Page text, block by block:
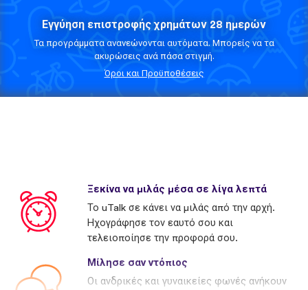
Εγγύηση επιστροφής χρημάτων 28 ημερών
Τα προγράμματα ανανεώνονται αυτόματα. Μπορείς να τα
ακυρώσεις ανά πάσα στιγμή.
Όροι και Προϋποθέσεις
Ξεκίνα να μιλάς μέσα σε λίγα λεπτά
Το uTalk σε κάνει να μιλάς από την αρχή.
Ηχογράφησε τον εαυτό σου και
τελειοποίησε την προφορά σου.
Μίλησε σαν ντόπιος
Οι ανδρικές και γυναικείες φωνές ανήκουν